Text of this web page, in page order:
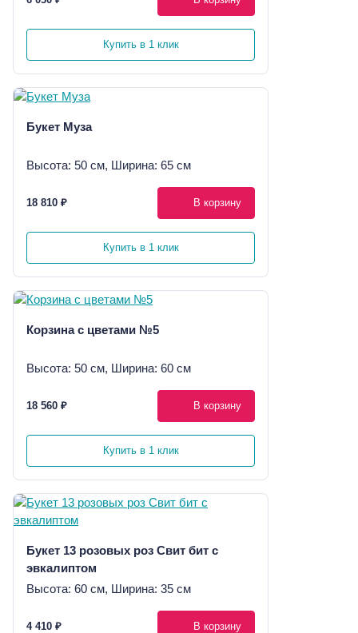
Купить в 1 клик
Букет Муза
Высота: 50 см, Ширина: 65 см
18 810 ₽ В корзину
Купить в 1 клик
Корзина с цветами №5
Высота: 50 см, Ширина: 60 см
18 560 ₽ В корзину
Купить в 1 клик
Букет 13 розовых роз Свит бит с
эвкалиптом
Высота: 60 см, Ширина: 35 см
4 410 ₽ В корзину